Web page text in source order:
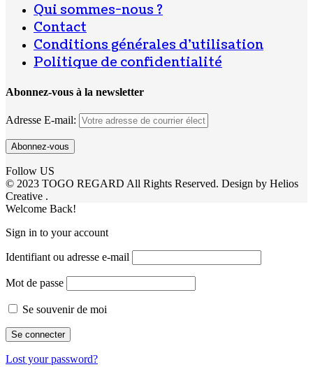
Qui sommes-nous ?
Contact
Conditions générales d’utilisation
Politique de confidentialité
Abonnez-vous à la newsletter
Adresse E-mail:
Follow US
© 2023 TOGO REGARD All Rights Reserved. Design by Helios
Creative .
Welcome Back!
Sign in to your account
Identifiant ou adresse e-mail
Mot de passe
Se souvenir de moi
Lost your password?